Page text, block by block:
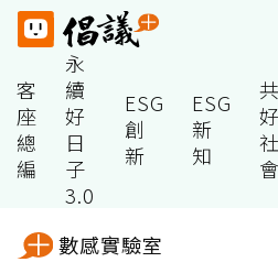
客
座
總
編
永
續
好
日
子
3.0
ESG
創
新
ESG
新
知
共
好
社
會
數感實驗室